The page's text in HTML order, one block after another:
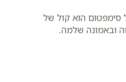
סימפטום הוא קול של
ובאמונה שלמה.